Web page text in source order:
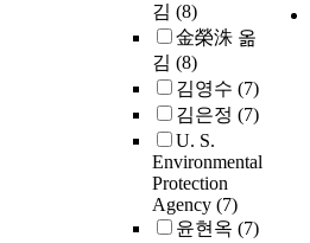
김 (8)
金榮洙 옮
김 (8)
김영수 (7)
김은정 (7)
U. S.
Environmental
Protection
Agency (7)
윤현옥 (7)